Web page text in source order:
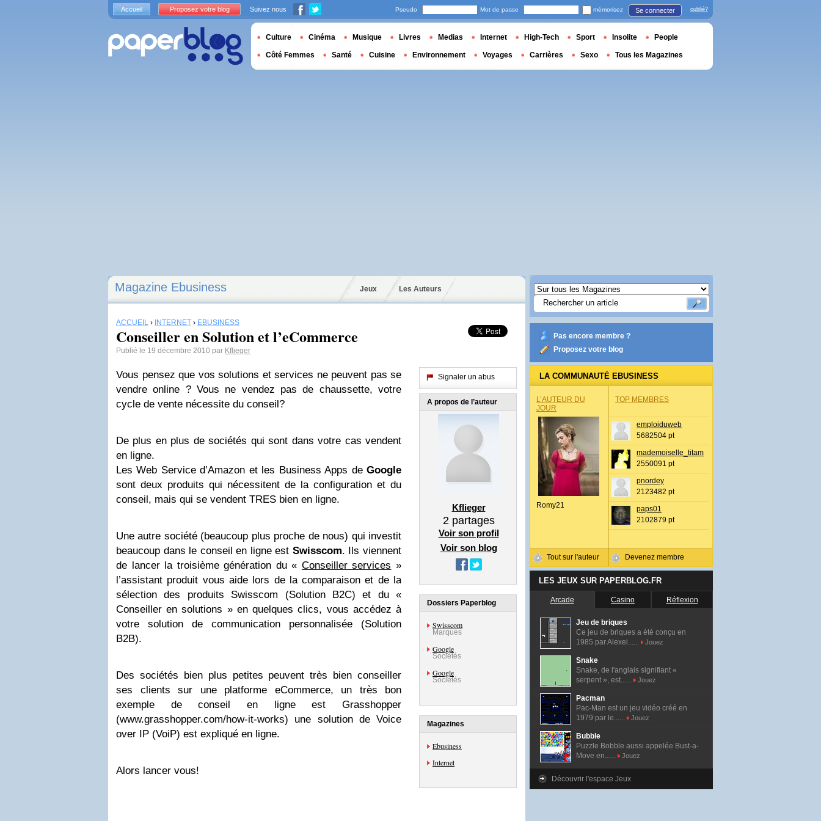
Magazine Ebusiness Jeux Les Auteurs
ACCUEIL › INTERNET › EBUSINESS
Conseiller en Solution et l’eCommerce
Publié le 19 décembre 2010 par Kflieger
Vous pensez que vos solutions et services ne peuvent pas se
vendre online ? Vous ne vendez pas de chaussette, votre
cycle de vente nécessite du conseil?
De plus en plus de sociétés qui sont dans votre cas vendent
en ligne.
Les Web Service d’Amazon et les Business Apps de Google
sont deux produits qui nécessitent de la configuration et du
conseil, mais qui se vendent TRES bien en ligne.
Une autre société (beaucoup plus proche de nous) qui investit
beaucoup dans le conseil en ligne est Swisscom. Ils viennent
de lancer la troisième génération du « Conseiller services »
l’assistant produit vous aide lors de la comparaison et de la
sélection des produits Swisscom (Solution B2C) et du «
Conseiller en solutions » en quelques clics, vous accédez à
votre solution de communication personnalisée (Solution
B2B).
Des sociétés bien plus petites peuvent très bien conseiller
ses clients sur une platforme eCommerce, un très bon
exemple de conseil en ligne est Grasshopper
(www.grasshopper.com/how-it-works) une solution de Voice
over IP (VoiP) est expliqué en ligne.
Alors lancer vous!
Signaler un abus
A propos de l’auteur
Kflieger
2partages
Voir son profil
Voir son blog
Dossiers Paperblog
Swisscom
Marques
Google
Sociétés
Google
Sociétés
Magazines
Ebusiness
Internet
Pas encore membre ?
Proposez votre blog
LA COMMUNAUTÉ EBUSINESS
L’AUTEUR DU
JOUR
Romy21
Tout sur l'auteur
TOP MEMBRES
emploiduweb
5682504 pt
mademoiselle_titam
2550091 pt
pnordey
2123482 pt
paps01
2102879 pt
Devenez membre
LES JEUX SUR PAPERBLOG.FR
Arcade Casino Réflexion
Jeu de briques
Ce jeu de briques a été conçu en
1985 par Alexei......
Jouez
Snake
Snake, de l'anglais signifiant «
serpent », est......
Jouez
Pacman
Pac-Man est un jeu vidéo créé en
1979 par le......
Jouez
Bubble
Puzzle Bobble aussi appelée Bust-a-
Move en......
Jouez
Découvrir l'espace Jeux
Accueil Proposez votre blog Suivez nous Pseudo Mot de passe mémorisez Se connecter oublié?
Culture Cinéma Musique Livres Medias Internet High-Tech Sport Insolite People
Côté Femmes Santé Cuisine Environnement Voyages Carrières Sexo Tous les Magazines